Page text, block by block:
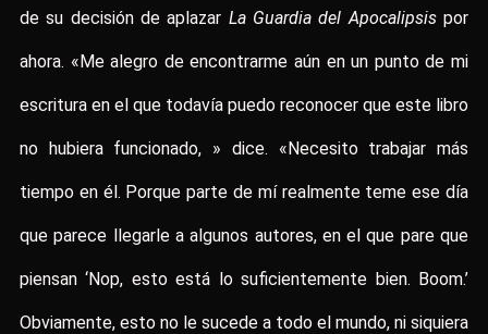
de su decisión de aplazar La Guardia del Apocalipsispor
ahora. «Me alegro de encontrarme aún en un punto de mi
escritura en el que todavía puedo reconocer que este libro
no hubiera funcionado, » dice. «Necesito trabajar más
tiempo en él. Porque parte de mí realmente teme ese día
que parece llegarle a algunos autores, en el que pare que
piensan ‘Nop, esto está lo suficientemente bien. Boom.’
Obviamente, esto no le sucede a todo el mundo, ni siquiera